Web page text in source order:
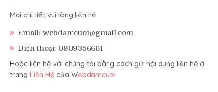
Mọi chi tiết vui lòng liên hệ:
Email: webdamcuoi@gmail.com
Điện thoại: 0909356661
Hoặc liên hệ với chúng tôi bằng cách gửi nội dung liên hệ ở
trang Liên Hệ của Webdamcuoi